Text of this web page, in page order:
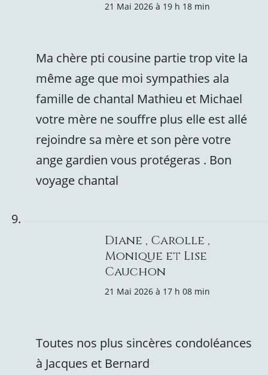
21 Mai 2026 à 19 h 18 min
Ma chère pti cousine partie trop vite la
même age que moi sympathies ala
famille de chantal Mathieu et Michael
votre mère ne souffre plus elle est allé
rejoindre sa mère et son père votre
ange gardien vous protégeras . Bon
voyage chantal
Diane , Carolle ,
Monique et Lise
Cauchon
21 Mai 2026 à 17 h 08 min
Toutes nos plus sincères condoléances
à Jacques et Bernard